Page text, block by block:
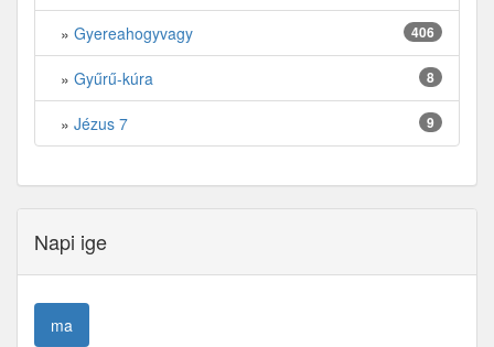
406
» Gyereahogyvagy
8
» Gyűrű-kúra
9
» Jézus 7
Napi ige
ma